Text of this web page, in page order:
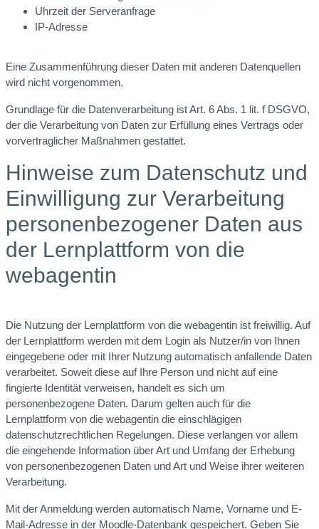
Uhrzeit der Serveranfrage
IP-Adresse
Eine Zusammenführung dieser Daten mit anderen Datenquellen
wird nicht vorgenommen.
Grundlage für die Datenverarbeitung ist Art. 6 Abs. 1 lit. f DSGVO,
der die Verarbeitung von Daten zur Erfüllung eines Vertrags oder
vorvertraglicher Maßnahmen gestattet.
Hinweise zum Datenschutz und
Einwilligung zur Verarbeitung
personenbezogener Daten aus
der Lernplattform von die
webagentin
Die Nutzung der Lernplattform von die webagentin ist freiwillig. Auf
der Lernplattform werden mit dem Login als Nutzer/in von Ihnen
eingegebene oder mit Ihrer Nutzung automatisch anfallende Daten
verarbeitet. Soweit diese auf Ihre Person und nicht auf eine
fingierte Identität verweisen, handelt es sich um
personenbezogene Daten. Darum gelten auch für die
Lernplattform von die webagentin die einschlägigen
datenschutzrechtlichen Regelungen. Diese verlangen vor allem
die eingehende Information über Art und Umfang der Erhebung
von personenbezogenen Daten und Art und Weise ihrer weiteren
Verarbeitung.
Mit der Anmeldung werden automatisch Name, Vorname und E-
Mail-Adresse in der Moodle-Datenbank gespeichert. Geben Sie